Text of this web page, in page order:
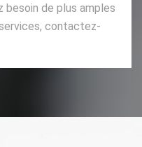
besoin de plus amples
contactez-